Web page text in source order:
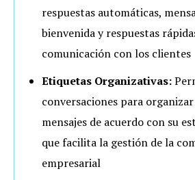
respuestas automáticas,
bienvenida y respuestas
comunicación con los clientes
Etiquetas Organizativas:
conversaciones para
mensajes de acuerdo con su
que facilita la gestión de la
empresarial